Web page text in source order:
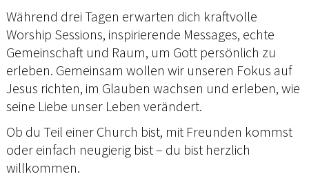
Während drei Tagen erwarten dich kraftvolle
Worship Sessions, inspirierende Messages, echte
Gemeinschaft und Raum, um Gott persönlich zu
erleben. Gemeinsam wollen wir unseren Fokus auf
Jesus richten, im Glauben wachsen und erleben, wie
seine Liebe unser Leben verändert.
Ob du Teil einer Church bist, mit Freunden kommst
oder einfach neugierig bist – du bist herzlich
willkommen.